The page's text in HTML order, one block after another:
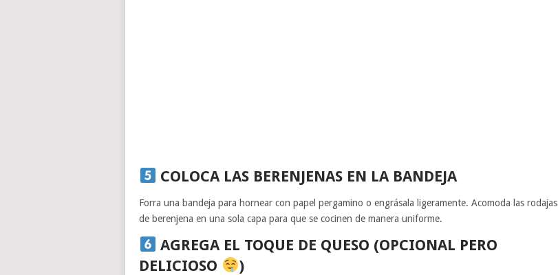
COLOCA LAS BERENJENAS EN LA BANDEJA
Forra una bandeja para hornear con papel pergamino o engrásala ligeramente. Acomoda las rodajas
de berenjena en una sola capa para que se cocinen de manera uniforme.
AGREGA EL TOQUE DE QUESO (OPCIONAL PERO
DELICIOSO
)